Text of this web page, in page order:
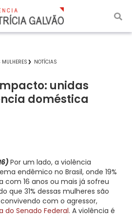
NOTÍCIAS
unidas
doméstica
Por um lado, a violência
endêmico no Brasil, onde 19%
16 anos ou mais já sofreu
que 31% dessas mulheres são
com o agressor,
do Senado Federal. A violência é